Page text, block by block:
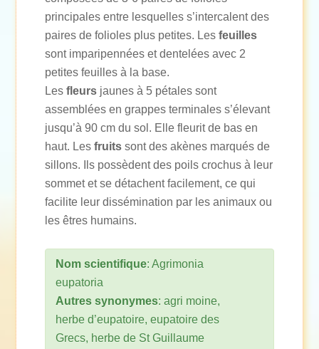
principales entre lesquelles s’intercalent des
paires de folioles plus petites. Lesfeuilles
sont imparipennées et dentelées avec 2
petites feuilles à la base.
Lesfleurs jaunes à 5 pétales sont
assemblées en grappes terminales s’élevant
jusqu’à 90 cm du sol. Elle fleurit de bas en
haut. Lesfruits sont des akènes marqués de
sillons. Ils possèdent des poils crochus à leur
sommet et se détachent facilement, ce qui
facilite leur dissémination par les animaux ou
les êtres humains.
Nom scientifique: Agrimonia
eupatoria
Autres synonymes: agri moine,
herbe d’eupatoire, eupatoire des
Grecs, herbe de St Guillaume